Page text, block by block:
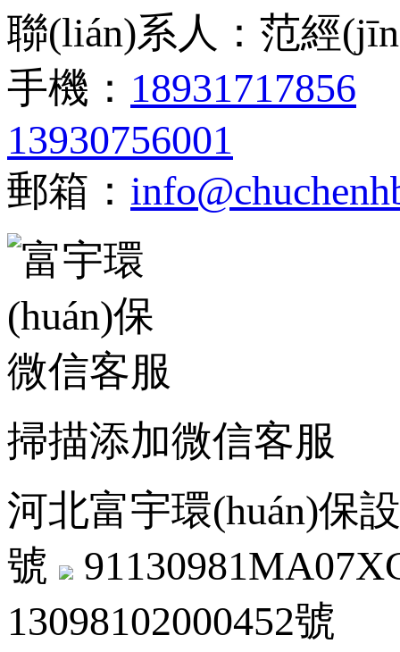
聯(lián)系人：范經
手機： 18931717856
13930756001
郵箱：
掃描添加微信客服
河北富宇環(huán)保
號
13098102000452號